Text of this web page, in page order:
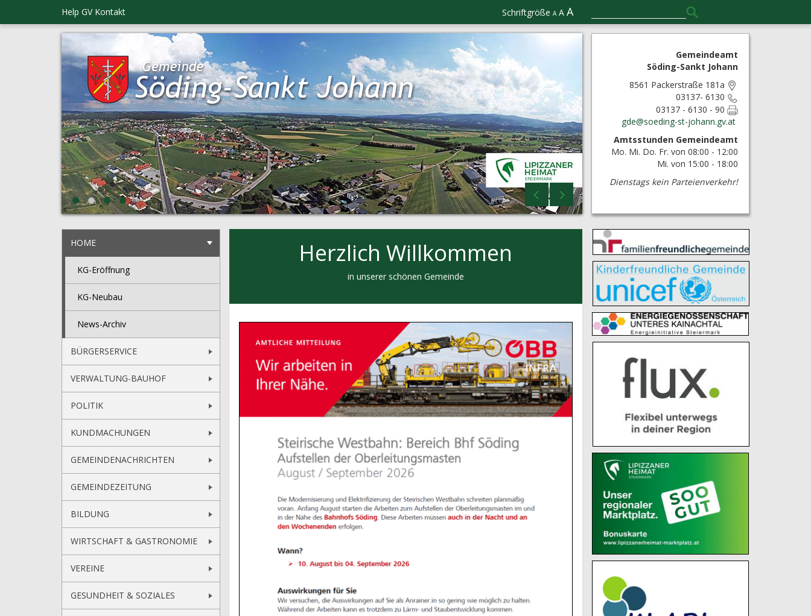
Help GV Kontakt Schriftgröße A A A
Gemeindeamt
Söding-Sankt Johann
8561 Packerstraße 181a
03137- 6130
03137 - 6130 - 90
gde@soeding-st-johann.gv.at
Amtsstunden Gemeindeamt
Mo. Mi. Do. Fr. von 08:00 - 12:00
Mi. von 15:00 - 18:00
Dienstags kein Parteienverkehr!
HOME
KG-Eröffnung
KG-Neubau
News-Archiv
BÜRGERSERVICE
VERWALTUNG-BAUHOF
POLITIK
KUNDMACHUNGEN
GEMEINDENACHRICHTEN
GEMEINDEZEITUNG
BILDUNG
WIRTSCHAFT & GASTRONOMIE
VEREINE
GESUNDHEIT & SOZIALES
Herzlich Willkommen
in unserer schönen Gemeinde